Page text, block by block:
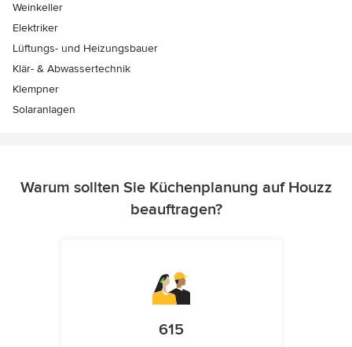
Weinkeller
Elektriker
Lüftungs- und Heizungsbauer
Klär- & Abwassertechnik
Klempner
Solaranlagen
Warum sollten Sie Küchenplanung auf Houzz
beauftragen?
615